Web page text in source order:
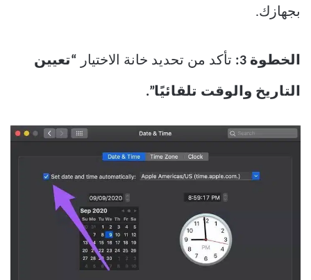
بجهازك.
الخطوة 3: تأكد من تحديد خانة الاختيار “تعيين
التاريخ والوقت تلقائيًا”.